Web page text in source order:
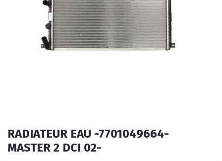
RADIATEUR EAU -7701049664-
MASTER 2 DCI 02-